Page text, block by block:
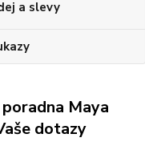
a slevy
Maya
dotazy